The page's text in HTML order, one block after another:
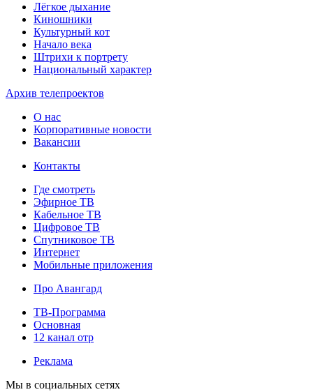
Лёгкое дыхание
Киношники
Культурный кот
Начало века
Штрихи к портрету
Национальный характер
Архив телепроектов
О нас
Корпоративные новости
Вакансии
Контакты
Где смотреть
Эфирное ТВ
Кабельное ТВ
Цифровое ТВ
Спутниковое ТВ
Интернет
Мобильные приложения
Про Авангард
ТВ-Программа
Основная
12 канал отр
Реклама
Мы в социальных сетях